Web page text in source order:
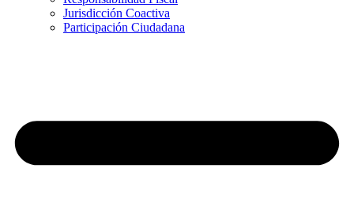
Jurisdicción Coactiva
Participación Ciudadana